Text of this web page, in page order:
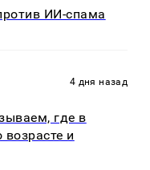
ИИ-спама
4 дня назад
где в
и